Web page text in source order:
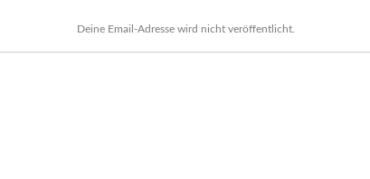
Deine Email-Adresse wird nicht veröffentlicht.